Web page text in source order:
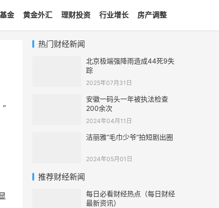
金 黄金外汇 理财投资 行业增长 房产调整
”
热门财经新闻
北京极端强降雨造成44死9失
踪
2025年07月31日
安徽一码头一年被执法检查
200余次
2024年04月11日
洁丽雅“毛巾少爷”拍短剧出圈
2024年05月01日
推荐财经新闻
每日必看财经热点（每日财经
最新资讯）